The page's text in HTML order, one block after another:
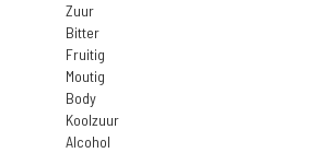
Zuur
Bitter
Fruitig
Moutig
Body
Koolzuur
Alcohol